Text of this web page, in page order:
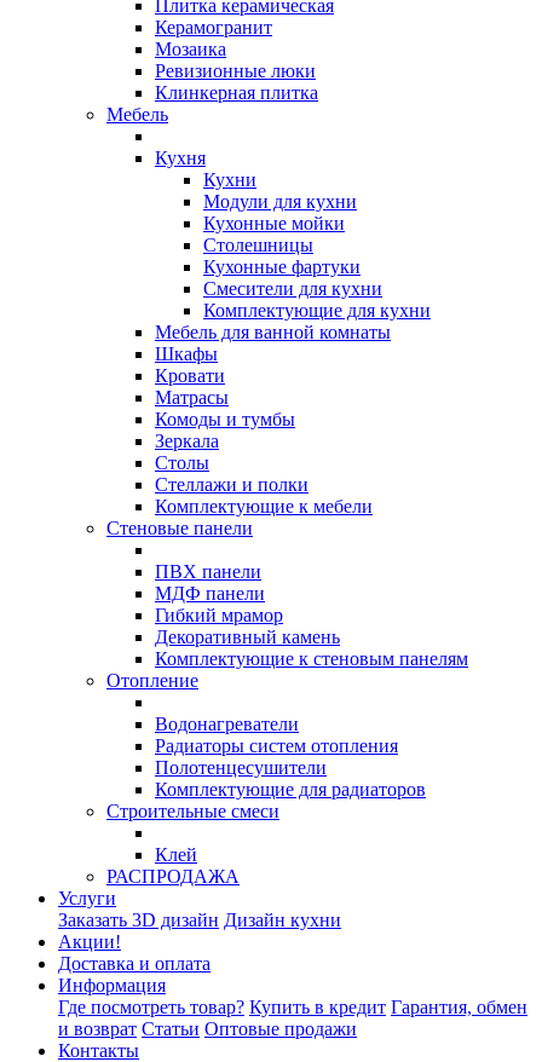
Плитка керамическая
Керамогранит
Мозаика
Ревизионные люки
Клинкерная плитка
Мебель
Кухня
Кухни
Модули для кухни
Кухонные мойки
Столешницы
Кухонные фартуки
Смесители для кухни
Комплектующие для кухни
Мебель для ванной комнаты
Шкафы
Кровати
Матрасы
Комоды и тумбы
Зеркала
Столы
Стеллажи и полки
Комплектующие к мебели
Стеновые панели
ПВХ панели
МДФ панели
Гибкий мрамор
Декоративный камень
Комплектующие к стеновым панелям
Отопление
Водонагреватели
Радиаторы систем отопления
Полотенцесушители
Комплектующие для радиаторов
Строительные смеси
Клей
РАСПРОДАЖА
Услуги
Заказать 3D дизайн Дизайн кухни
Акции!
Доставка и оплата
Информация
Где посмотреть товар? Купить в кредит Гарантия, обмен
и возврат Статьи Оптовые продажи
Контакты